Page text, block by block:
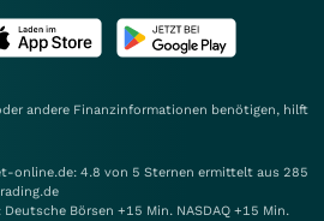
andere Finanzinformationen benötigen, hilft
online.de: 4.8 von 5 Sternen ermittelt aus 285
Börsen +15 Min. NASDAQ +15 Min.